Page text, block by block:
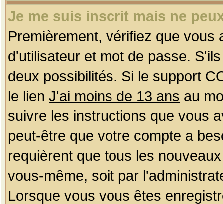
Je me suis inscrit mais ne
Premièrement, vérifiez que
d'utilisateur et mot de passe.
deux possibilités. Si le support
le lien J'ai moins de 13 ans au
suivre les instructions que vous
peut-être que votre compte a
requièrent que tous les
vous-même, soit par
Lorsque vous vous êtes